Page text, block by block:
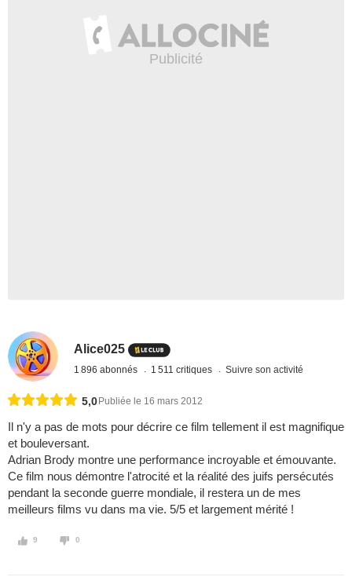
Alice025
1 896 abonnés 1 511 critiques Suivre son activité
5,0 Publiée le 16 mars 2012
Il n'y a pas de mots pour décrire ce film tellement il est magnifique
et bouleversant.
Adrian Brody montre une performance incroyable et émouvante.
Ce film nous démontre l'atrocité et la réalité des juifs persécutés
pendant la seconde guerre mondiale, il restera un de mes
meilleurs films vu dans ma vie. 5/5 et largement mérité !
9 0